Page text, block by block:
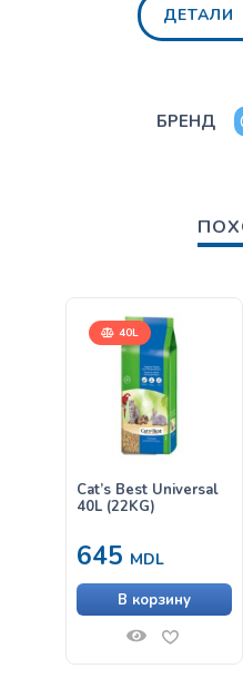
ДЕТАЛИ
БРЕНД
40L
Cat’s Best Universal
40L (22KG)
645 MDL
В корзину